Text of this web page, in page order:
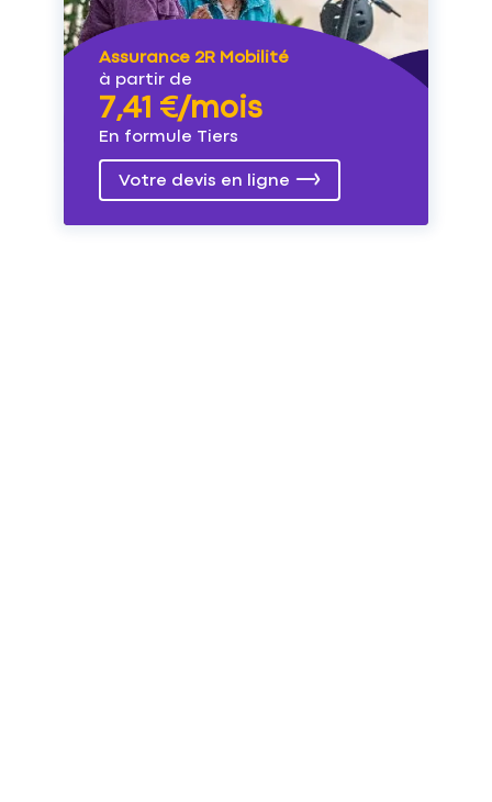
Assurance 2R Mobilité
à partir de
7,41 €/mois
En formule Tiers
Votre devis en ligne